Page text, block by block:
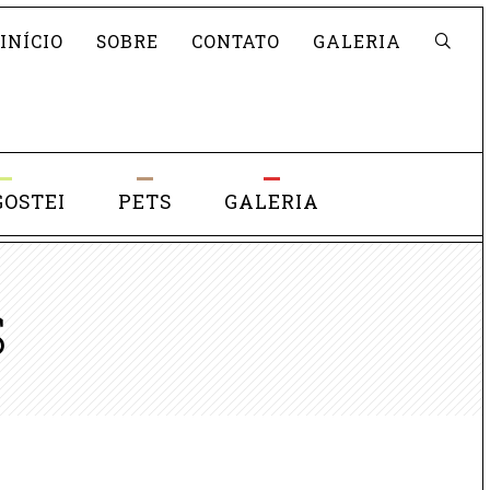
Pesquisar
INÍCIO
SOBRE CONTATO GALERIA
PETS GALERIA